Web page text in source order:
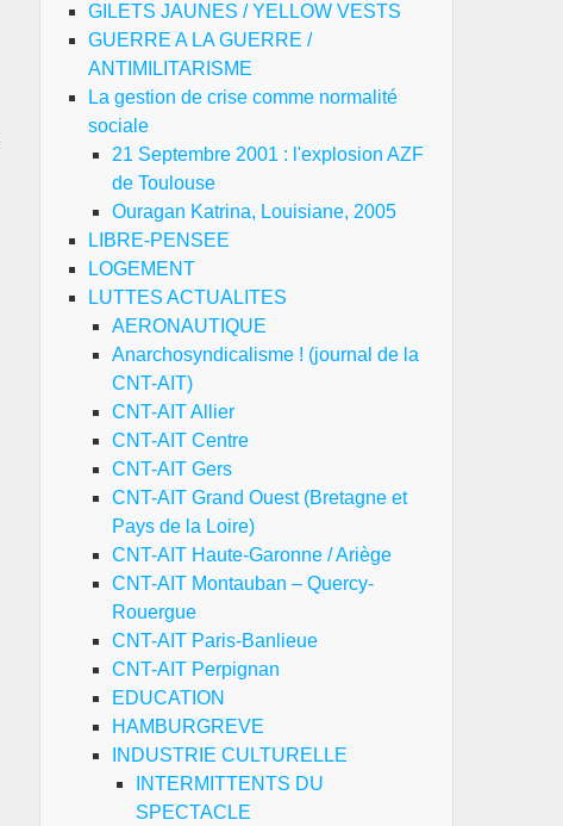
GILETS JAUNES / YELLOW VESTS
GUERRE A LA GUERRE /
ANTIMILITARISME
La gestion de crise comme normalité
sociale
21 Septembre 2001 : l'explosion AZF
de Toulouse
Ouragan Katrina, Louisiane, 2005
LIBRE-PENSEE
LOGEMENT
LUTTES ACTUALITES
AERONAUTIQUE
Anarchosyndicalisme ! (journal de la
CNT-AIT)
CNT-AIT Allier
CNT-AIT Centre
CNT-AIT Gers
CNT-AIT Grand Ouest (Bretagne et
Pays de la Loire)
CNT-AIT Haute-Garonne / Ariège
CNT-AIT Montauban – Quercy-
Rouergue
CNT-AIT Paris-Banlieue
CNT-AIT Perpignan
EDUCATION
HAMBURGREVE
INDUSTRIE CULTURELLE
INTERMITTENTS DU
SPECTACLE